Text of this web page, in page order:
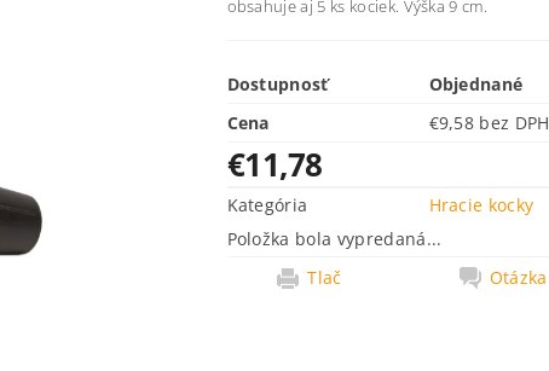
obsahuje aj 5 ks kociek. Výška 9 cm.
Dostupnosť
Objednané
Cena
€9,58 bez DPH
€11,78
Kategória
Hracie kocky
Položka bola vypredaná...
Tlač
Otázka